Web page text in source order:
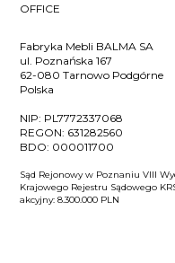
OFFICE
Fabryka Mebli BALMA SA
ul. Poznańska 167
62-080 Tarnowo Podgórne
Polska
NIP: PL7772337068
REGON: 631282560
BDO: 000011700
Sąd Rejonowy w Poznaniu VIII
Krajowego Rejestru Sądowego
akcyjny: 8.300.000 PLN